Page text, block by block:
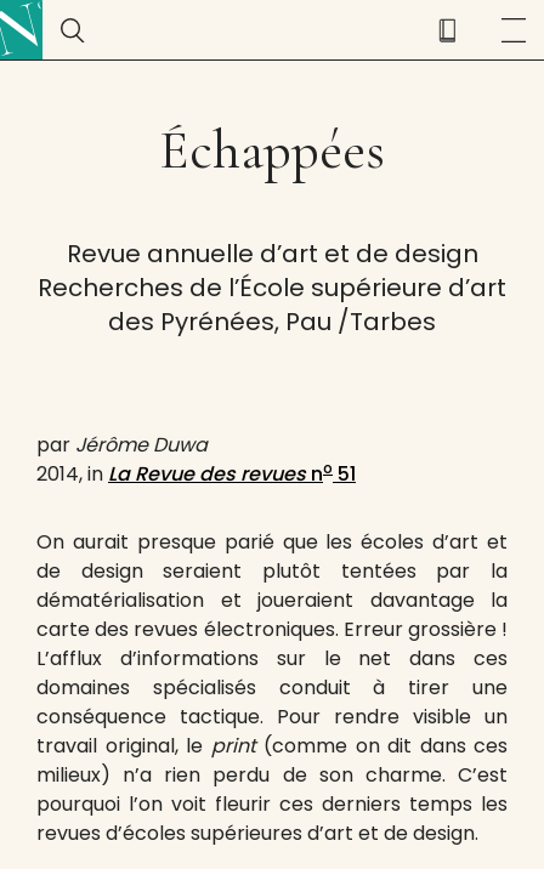
Échappées
Revue annuelle d’art et de design
Recherches de l’École supérieure d’art
des Pyrénées, Pau /Tarbes
par Jérôme Duwa
2014, in La Revue des revuesno 51
On aurait presque parié que les écoles d’art et
de design seraient plutôt tentées par la
dématérialisation et joueraient davantage la
carte des revues électroniques. Erreur grossière !
L’afflux d’informations sur le net dans ces
domaines spécialisés conduit à tirer une
conséquence tactique. Pour rendre visible un
travail original, le print(comme on dit dans ces
milieux) n’a rien perdu de son charme. C’est
pourquoi l’on voit fleurir ces derniers temps les
revues d’écoles supérieures d’art et de design.